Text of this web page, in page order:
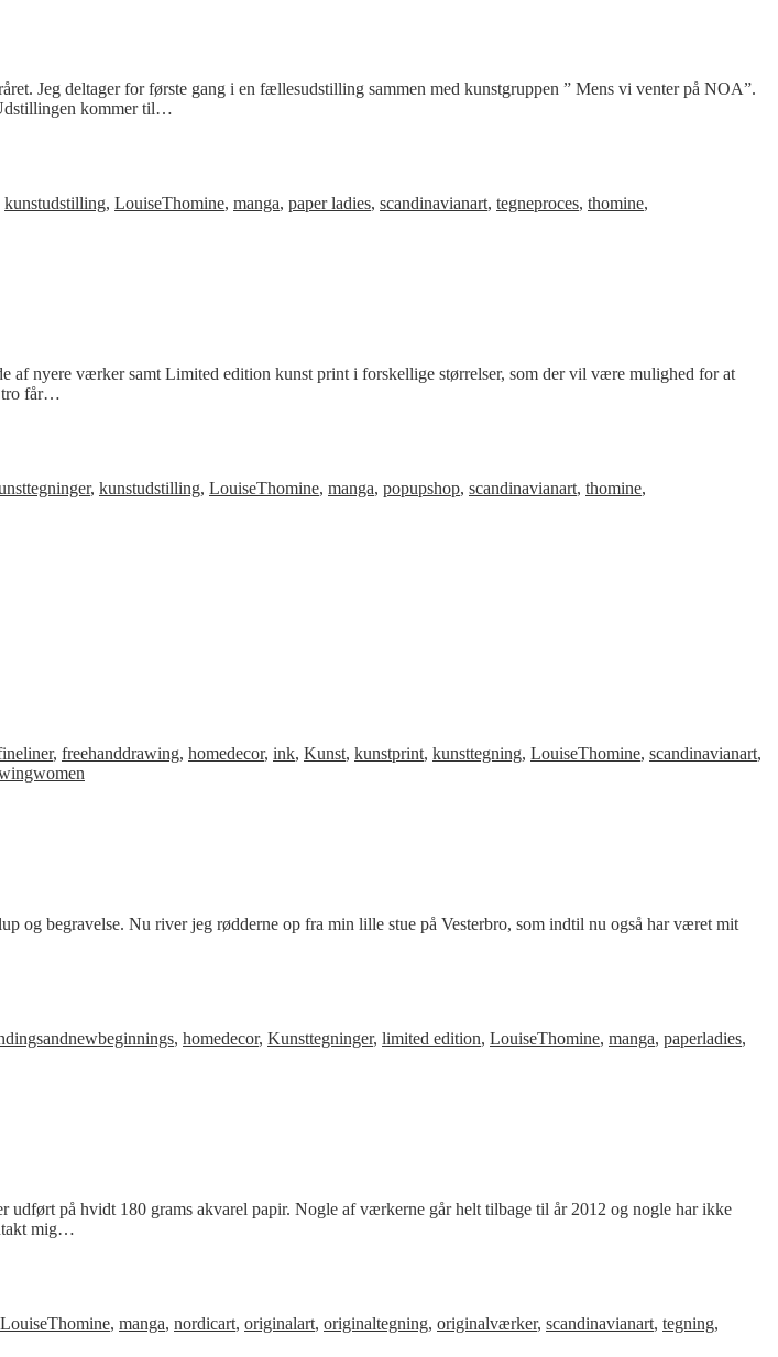
Jeg deltager for første gang i en fællesudstilling sammen med kunstgruppen ” Mens vi venter på NOA”.
kommer til…
kunstudstilling, LouiseThomine, manga, paper ladies, scandinavianart, tegneproces, thomine,
nyere værker samt Limited edition kunst print i forskellige størrelser, som der vil være mulighed for at
tro får…
, kunstudstilling, LouiseThomine, manga, popupshop, scandinavianart, thomine,
, freehanddrawing, homedecor, ink, Kunst, kunstprint, kunsttegning, LouiseThomine, scandinavianart,
og begravelse. Nu river jeg rødderne op fra min lille stue på Vesterbro, som indtil nu også har været mit
, homedecor, Kunsttegninger, limited edition, LouiseThomine, manga, paperladies,
på hvidt 180 grams akvarel papir. Nogle af værkerne går helt tilbage til år 2012 og nogle har ikke
mig…
LouiseThomine, manga, nordicart, originalart, originaltegning, originalværker, scandinavianart, tegning,